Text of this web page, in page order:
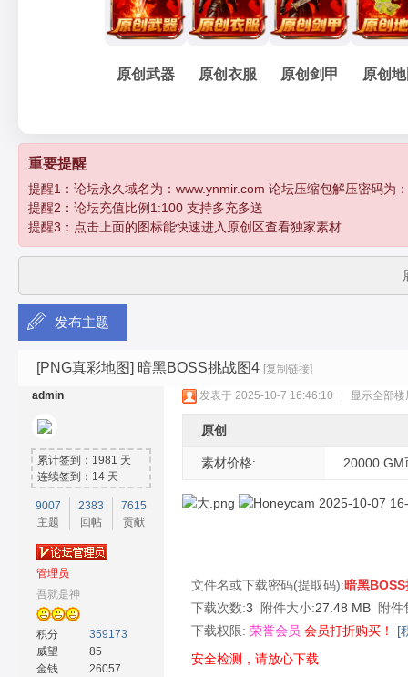
孽
传
原创武器 原创衣服 原创剑甲 原创
重要提醒
提醒1：论坛永久域名为：www.ynmir.com 论坛压缩包解压密码为
提醒2：论坛充值比例1:100 支持多充多送
提醒3：点击上面的图标能快速进入原创区查看独家素材
发布主题
[PNG真彩地图] 暗黑BOSS挑战图4 [复制链接]
admin
累计签到：1981 天
连续签到：14 天
9007
主题
2383
回帖
7615
贡献
管理员
吾就是神
积分
359173
威望
85
金钱
26057
发表于 2025-10-7 16:46:10 显示全部楼
原创
素材价格: 20000 GM
文件名或下载密码(提取码):暗黑
下载次数:3 附件大小:27.48 MB
附件
下载权限: 荣誉会员 会员打折购买！
[
安全检测，请放心下载